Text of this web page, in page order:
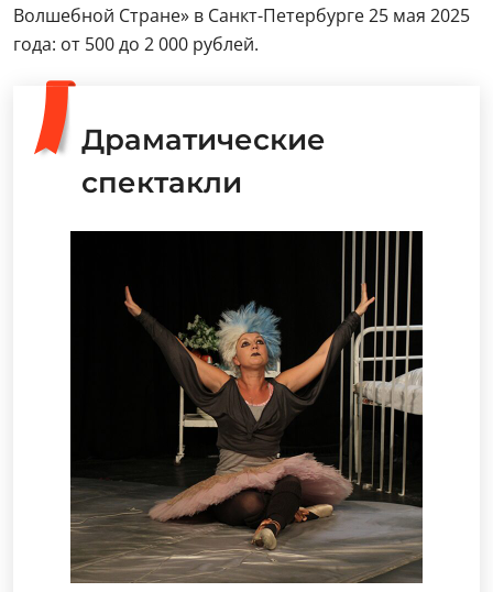
Волшебной Стране» в Санкт-Петербурге 25 мая 2025
года: от 500 до 2 000 рублей.
Драматические
спектакли